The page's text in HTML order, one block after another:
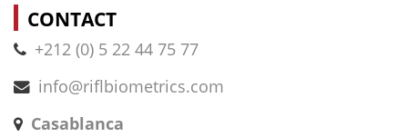
CONTACT
+212 (0) 5 22 44 75 77
info@riflbiometrics.com
Casablanca